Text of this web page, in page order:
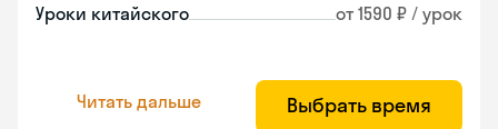
Уроки китайского от 1590 ₽ / урок
Читать дальше Выбрать время